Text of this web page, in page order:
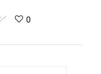
0